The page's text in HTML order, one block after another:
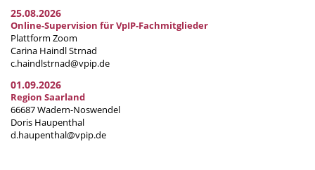
25.08.2026
Online-Supervision für VpIP-Fachmitglieder
Plattform Zoom
Carina Haindl Strnad
c.haindlstrnad@vpip.de
01.09.2026
Region Saarland
66687 Wadern-Noswendel
Doris Haupenthal
d.haupenthal@vpip.de